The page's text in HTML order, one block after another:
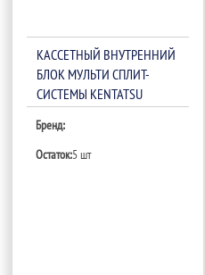
КАССЕТНЫЙ ВНУТРЕННИЙ
БЛОК МУЛЬТИ СПЛИТ-
СИСТЕМЫ KENTATSU
Бренд:
Остаток:5 шт